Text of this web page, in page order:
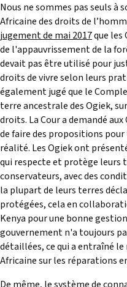
Nous ne sommes pas seuls à
Africaine des droits de
jugement de mai 2017que les
de l'appauvrissement de la
devait pasêtre utilisé pour
droits de vivre selon leurs
également jugé que le
terre ancestrale des Ogiek,
droits. La Cour a demandé
de faire des propositions pour
réalité. Les Ogiek ont
qui respecte et protège
conservateurs, avec des
la plupart de leurs terres
protégées, cela en
Kenya pour une bonne
gouvernement n'a toujours
détaillées, ce qui a entraîné
Africaine sur les réparations